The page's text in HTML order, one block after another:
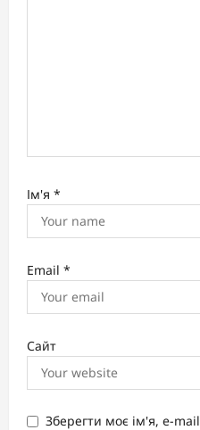
Ім'я *
Email *
Сайт
Зберегти моє ім'я, e-